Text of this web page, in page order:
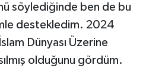
söylediğinde ben de bu
destekledim. 2024
Dünyası Üzerine
olduğunu gördüm.